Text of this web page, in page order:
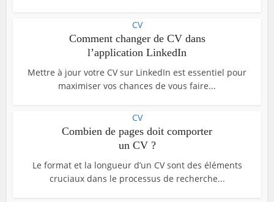
CV
Comment changer de CV dans
l’application LinkedIn
Mettre à jour votre CV sur LinkedIn est essentiel pour
maximiser vos chances de vous faire...
CV
Combien de pages doit comporter
un CV ?
Le format et la longueur d’un CV sont des éléments
cruciaux dans le processus de recherche...